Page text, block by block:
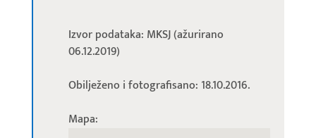
Izvor podataka: MKSJ (ažurirano
06.12.2019)
Obilježeno i fotografisano: 18.10.2016.
Mapa: